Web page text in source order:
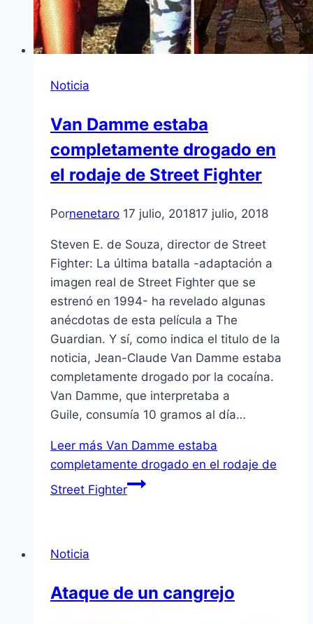
Noticia
Van Damme estaba
completamente drogado en
el rodaje de Street Fighter
Pornenetaro 17 julio, 201817 julio, 2018
Steven E. de Souza, director de Street
Fighter: La última batalla -adaptación a
imagen real de Street Fighter que se
estrenó en 1994- ha revelado algunas
anécdotas de esta película a The
Guardian. Y sí, como indica el titulo de la
noticia, Jean-Claude Van Damme estaba
completamente drogado por la cocaína.
Van Damme, que interpretaba a
Guile, consumía 10 gramos al día…
Leer más Van Damme estaba
completamente drogado en el rodaje de
Street Fighter
Noticia
Ataque de un cangrejo